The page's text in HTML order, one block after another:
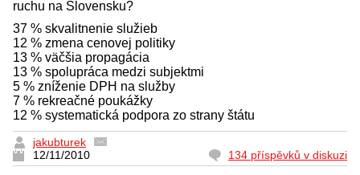
ruchu na Slovensku?
37 % skvalitnenie služieb
12 % zmena cenovej politiky
13 % väčšia propagácia
13 % spolupráca medzi subjektmi
5 % zníženie DPH na služby
7 % rekreačné poukážky
12 % systematická podpora zo strany štátu
jakubturek
12/11/2010
134 příspěvků v diskuzi